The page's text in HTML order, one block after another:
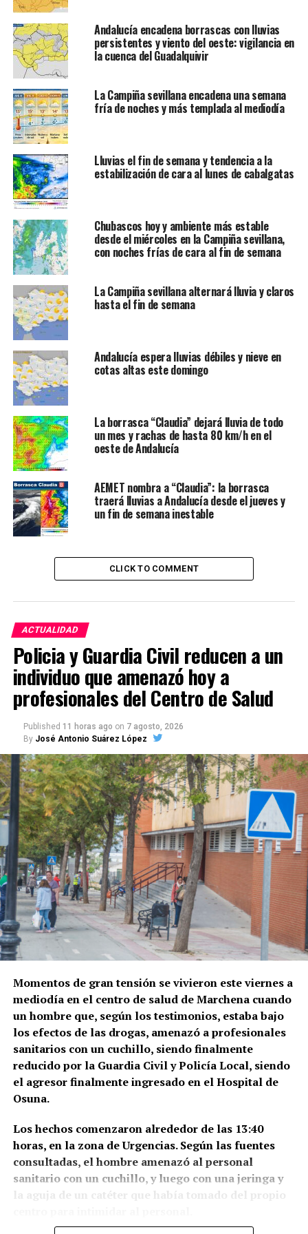
Andalucía encadena borrascas con lluvias
persistentes y viento del oeste: vigilancia en
la cuenca del Guadalquivir
La Campiña sevillana encadena una semana
fría de noches y más templada al mediodía
Lluvias el fin de semana y tendencia a la
estabilización de cara al lunes de cabalgatas
Chubascos hoy y ambiente más estable
desde el miércoles en la Campiña sevillana,
con noches frías de cara al fin de semana
La Campiña sevillana alternará lluvia y claros
hasta el fin de semana
Andalucía espera lluvias débiles y nieve en
cotas altas este domingo
La borrasca “Claudia” dejará lluvia de todo
un mes y rachas de hasta 80 km/h en el
oeste de Andalucía
AEMET nombra a “Claudia”: la borrasca
traerá lluvias a Andalucía desde el jueves y
un fin de semana inestable
CLICK TO COMMENT
ACTUALIDAD
Policia y Guardia Civil reducen a un
individuo que amenazó hoy a
profesionales del Centro de Salud
Published 11 horas ago on 7 agosto, 2026
By José Antonio Suárez López
Momentos de gran tensión se vivieron este viernes a
mediodía en el centro de salud de Marchena cuando
un hombre que, según los testimonios, estaba bajo
los efectos de las drogas, amenazó a profesionales
sanitarios con un cuchillo, siendo finalmente
reducido por la Guardia Civil y Policía Local, siendo
el agresor finalmente ingresado en el Hospital de
Osuna.
Los hechos comenzaron alrededor de las 13:40
horas, en la zona de Urgencias. Según las fuentes
consultadas, el hombre amenazó al personal
sanitario con un cuchillo, y luego con una jeringa y
la aguja de un catéter que había tomado del propio